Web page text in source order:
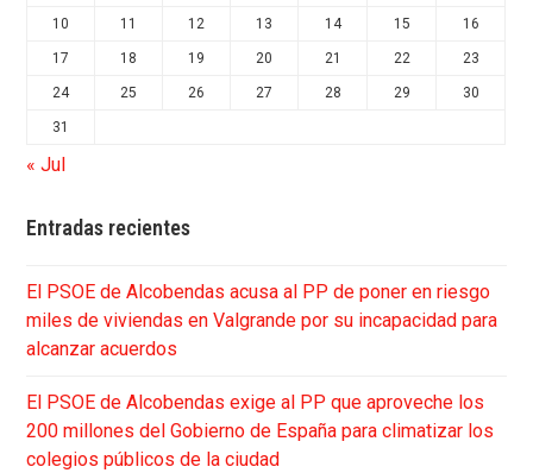
10 11 12 13 14 15 16
17 18 19 20 21 22 23
24 25 26 27 28 29 30
31
« Jul
Entradas recientes
El PSOE de Alcobendas acusa al PP de poner en riesgo
miles de viviendas en Valgrande por su incapacidad para
alcanzar acuerdos
El PSOE de Alcobendas exige al PP que aproveche los
200 millones del Gobierno de España para climatizar los
colegios públicos de la ciudad